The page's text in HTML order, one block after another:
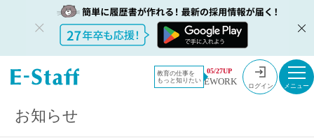
教育の仕事を
もっと知りたい
05/27UP
EWORK ログイン
教員採用情報のイー・スタッフ TOP 採用情報
お知らせ